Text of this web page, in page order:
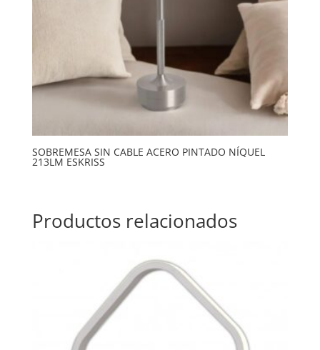
SOBREMESA SIN CABLE ACERO PINTADO NÍQUEL
213LM ESKRISS
Productos relacionados